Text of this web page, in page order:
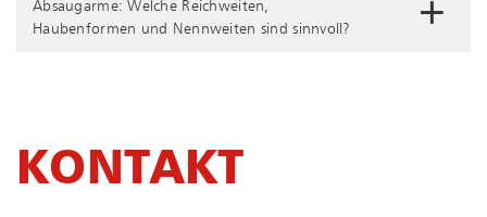
Absaugarme: Welche Reichweiten,
Haubenformen und Nennweiten sind sinnvoll?
KONTAKT